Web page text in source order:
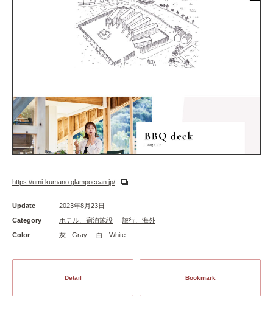
https://umi-kumano.glampocean.jp/
Update
2023年8月23日
Category
ホテル、宿泊施設
旅行、海外
Color
灰 - Gray 白 - White
Detail Bookmark